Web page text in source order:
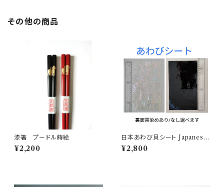
その他の商品
漆箸 プードル蒔絵
¥2,200
日本あわび貝シート Japanese
abalone shell sheet
¥2,800